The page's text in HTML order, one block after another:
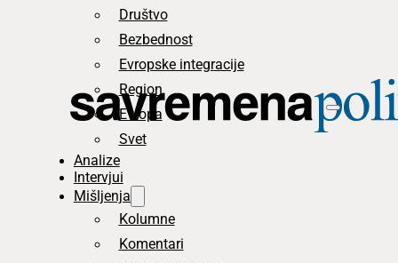
Društvo
Bezbednost
Evropske integracije
Region
Evropa
Svet
Analize
Intervjui
Mišljenja
Kolumne
Komentari